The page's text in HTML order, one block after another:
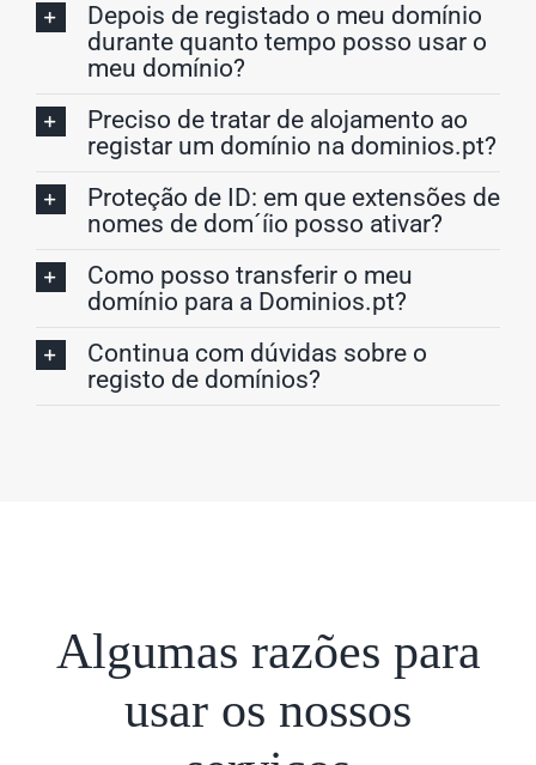
Depois de registado o meu domínio
durante quanto tempo posso usar o
meu domínio?
Preciso de tratar de alojamento ao
registar um domínio na dominios.pt?
Proteção de ID: em que extensões de
nomes de dom´íio posso ativar?
Como posso transferir o meu
domínio para a Dominios.pt?
Continua com dúvidas sobre o
registo de domínios?
Algumas razões para
usar os nossos